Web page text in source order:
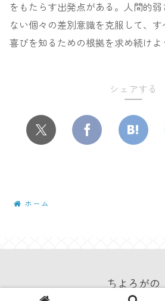
をもたらす出発点がある。人間的
ない個々の差別意識を克服して、
喜びを知るための根拠を求め続けよ
シェアする
ホーム
ちよろがの